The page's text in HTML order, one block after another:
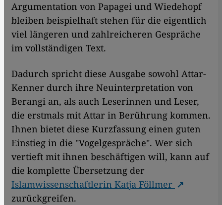
Argumentation von Papagei und Wiedehopf
bleiben beispielhaft stehen für die eigentlich
viel längeren und zahlreicheren Gespräche
im vollständigen Text.
Dadurch spricht diese Ausgabe sowohl Attar-
Kenner durch ihre Neuinterpretation von
Berangi an, als auch Leserinnen und Leser,
die erstmals mit Attar in Berührung kommen.
Ihnen bietet diese Kurzfassung einen guten
Einstieg in die "Vogelgespräche". Wer sich
vertieft mit ihnen beschäftigen will, kann auf
die komplette Übersetzung der
Islamwissenschaftlerin Katja Föllmer
zurückgreifen.